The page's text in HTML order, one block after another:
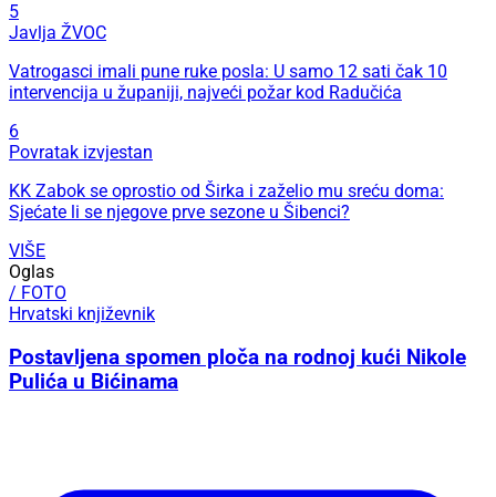
5
Javlja ŽVOC
Vatrogasci imali pune ruke posla: U samo 12 sati čak 10
intervencija u županiji, najveći požar kod Radučića
6
Povratak izvjestan
KK Zabok se oprostio od Širka i zaželio mu sreću doma:
Sjećate li se njegove prve sezone u Šibenci?
VIŠE
Oglas
/ FOTO
Hrvatski književnik
Postavljena spomen ploča na rodnoj kući Nikole
Pulića u Bićinama